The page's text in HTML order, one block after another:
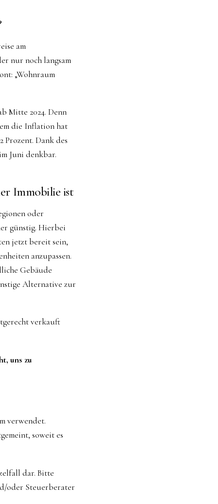
am
nur noch langsam
„Wohnraum
Mitte 2024. Denn
die Inflation hat
Prozent. Dank des
Juni denkbar.
Immobilie ist
oder
günstig. Hierbei
jetzt bereit sein,
anzupassen.
Gebäude
Alternative zur
verkauft
uns zu
verwendet.
soweit es
dar. Bitte
oder Steuerberater